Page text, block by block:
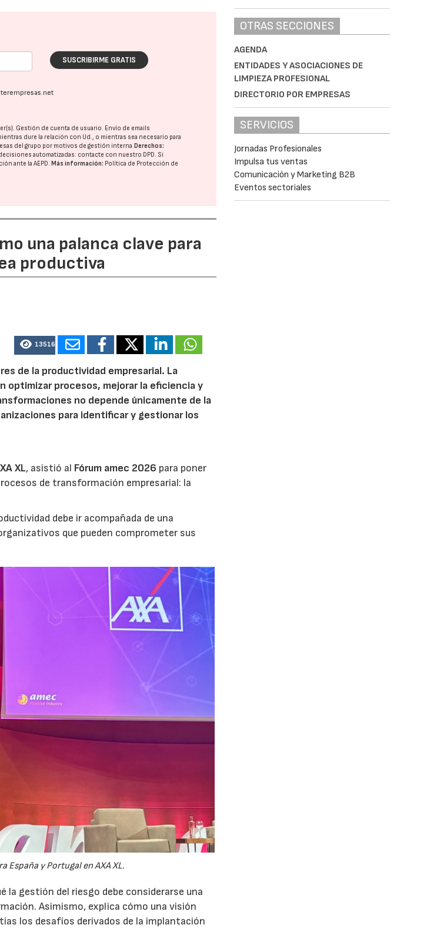
SUSCRIBIRME GRATIS
Gestión de cuenta de usuario. Envío de emails
dure la relación con Ud., o mientras sea necesario para
del grupo por motivos de gestión interna.Derechos:
automatizadas: contacte con nuestro DPD. Si
ante laAEPD.Más información: Política de Protección de
una palanca clave para
productiva
13516
de la productividad empresarial. La
optimizar procesos, mejorar la eficiencia y
no depende únicamente de la
para identificar y gestionar los
XL, asistió al Fórum amec 2026 para poner
de transformación empresarial: la
debe ir acompañada de una
que pueden comprometer sus
España y Portugal en AXA XL.
la gestión del riesgo debe considerarse una
Asimismo, explica cómo una visión
los desafíos derivados de la implantación
OTRAS SECCIONES
AGENDA
ENTIDADES Y ASOCIACIONES DE
LIMPIEZA PROFESIONAL
DIRECTORIO POR EMPRESAS
SERVICIOS
Jornadas Profesionales
Impulsa tus ventas
Comunicación y Marketing B2B
Eventos sectoriales